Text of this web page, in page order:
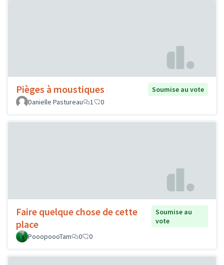
Pièges à moustiques
Soumise au vote
Danielle Pastureau
1 0
Faire quelque chose de cette
place
Soumise au
vote
PooopoooTam
0 0